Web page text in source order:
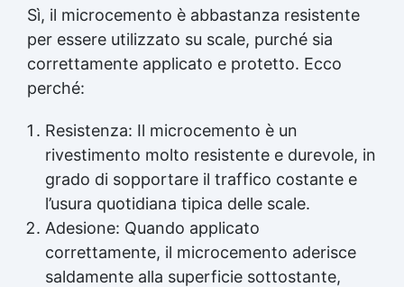
Sì, il microcemento è abbastanza resistente
per essere utilizzato su scale, purché sia
correttamente applicato e protetto. Ecco
perché:
Resistenza: Il microcemento è un
rivestimento molto resistente e durevole, in
grado di sopportare il traffico costante e
l’usura quotidiana tipica delle scale.
Adesione: Quando applicato
correttamente, il microcemento aderisce
saldamente alla superficie sottostante,